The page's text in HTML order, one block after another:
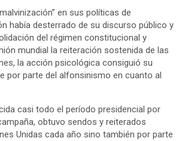
en sus políticas de
había desterrado de su discurso público y
del régimen constitucional y
mundial la reiteración sostenida de las
la acción psicológica consiguió su
por parte del alfonsinismo en cuanto al
casi todo el período presidencial por
obtuvo sendos y reiterados
Unidas cada año sino también por parte